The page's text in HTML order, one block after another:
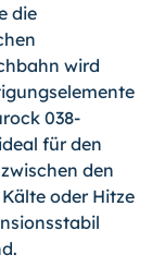
die
wird
038-
für den
den
oder Hitze